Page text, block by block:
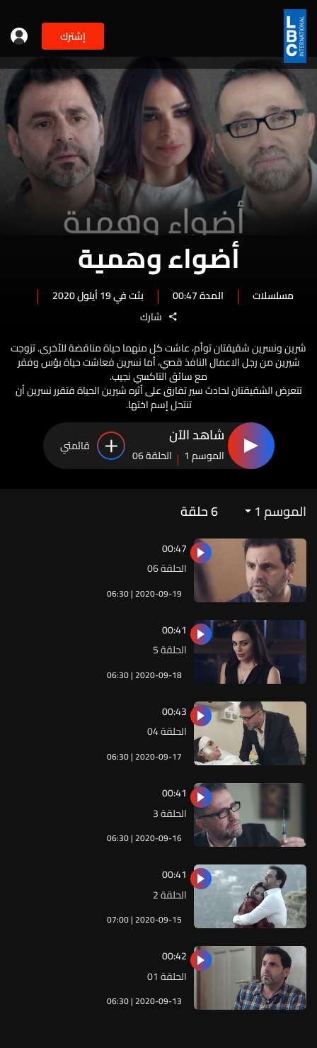
إشترك
أضواء وهمية
مسلسلات المدة 00:47
بثت في 19 أيلول 2020
شارك
شرين ونسرين شقيقتان توأم، عاشت كل منهما حياة مناقضة للأخرى. تزوجت
شيرين من رجل الاعمال النافذ قصي، أما نسرين فعاشت حياة بؤس وفقر
مع سائق التاكسي نجيب.
تتعرض الشقيقتان لحادث سير تفارق على أثره شيرين الحياة فتقرر نسرين أن
تنتحل إسم اختها.
شاهد الآن
الموسم 1 الحلقة 06
قائمتي
الموسم 1 6حلقة
06:30 | 2020-09-19
الحلقة 06
00:47
06:30 | 2020-09-18
الحلقة 5
00:41
06:30 | 2020-09-17
الحلقة 04
00:43
06:30 | 2020-09-16
الحلقة 3
00:41
07:00 | 2020-09-15
الحلقة 2
00:41
06:30 | 2020-09-13
الحلقة 01
00:42